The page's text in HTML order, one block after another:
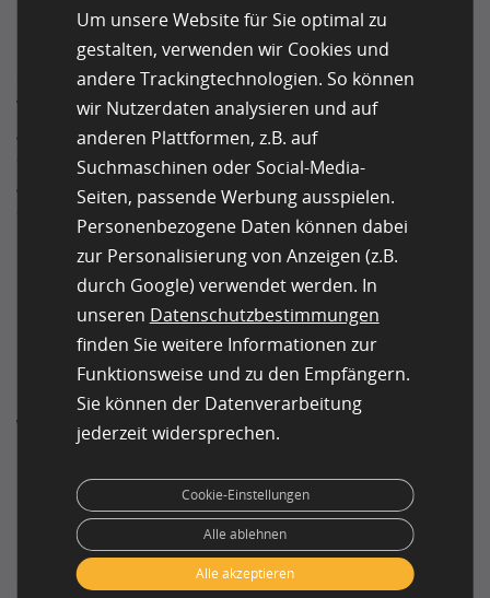
Ein Beispiel hierfür war British Telecom, das 2003
begann, Callcenter in Indien zu eröffnen. Sie schlossen
etwa 70 von 100 britischen Callcentern, sehr zum Ärger
von ehemaligen Mitarbeitern und Kunden
gleichermaßen. Bis zum Jahr 2020 brachten sie jedoch
alle Callcenter zurück nach Großbritannien. Dies
aufgrund der Frustration ihrer Kunden. Viele
Unternehmen folgen diesem Beispiel und kehren an
ihre ursprünglichen Standorte zurück. Obwohl dies
nicht im engeren Sinne Crowdsourcing ist, wird
Outsourcing oft als Vorläufer des Crowdsourcing
betrachtet.
Wann begann
Crowdsourcing?
Dies ist eine oft gestellte Frage, die jedoch schwer zu
beantworten ist, da es Crowdsourcing wahrscheinlich
schon so lange gibt, wie die Menschheit existiert.
Um unsere Website für Sie optimal zu
gestalten, verwenden wir Cookies und
andere Trackingtechnologien. So können
wir Nutzerdaten analysieren und auf
anderen Plattformen, z.B. auf
Suchmaschinen oder Social-Media-
Seiten, passende Werbung ausspielen.
Personenbezogene Daten können dabei
zur Personalisierung von Anzeigen (z.B.
durch Google) verwendet werden. In
unseren Datenschutzbestimmungen
finden Sie weitere Informationen zur
Funktionsweise und zu den Empfängern.
Sie können der Datenverarbeitung
jederzeit widersprechen.
Alle akzeptieren
Alle ablehnen
Cookie-Einstellungen